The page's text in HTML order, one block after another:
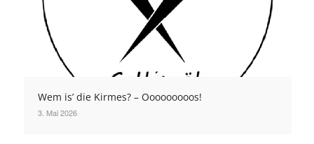
Wem is’ die Kirmes? – Ooooooooos!
3. Mai 2026